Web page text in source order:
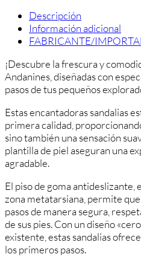
Descripción
Información adicional
FABRICANTE/
¡Descubre la frescura y
Andanines, diseñadas con
pasos de tus pequeños
Estas encantadoras sandalias
primera calidad,
sino también una sensación
plantilla de piel aseguran una
agradable.
El piso de goma
zona metatarsiana, permite
pasos de manera segura,
de sus pies. Con un diseño
existente, estas sandalias
los primeros pasos.